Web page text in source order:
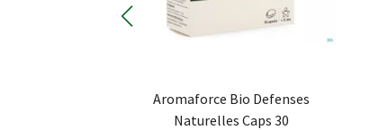
Aromaforce Bio Defenses
Naturelles Caps 30